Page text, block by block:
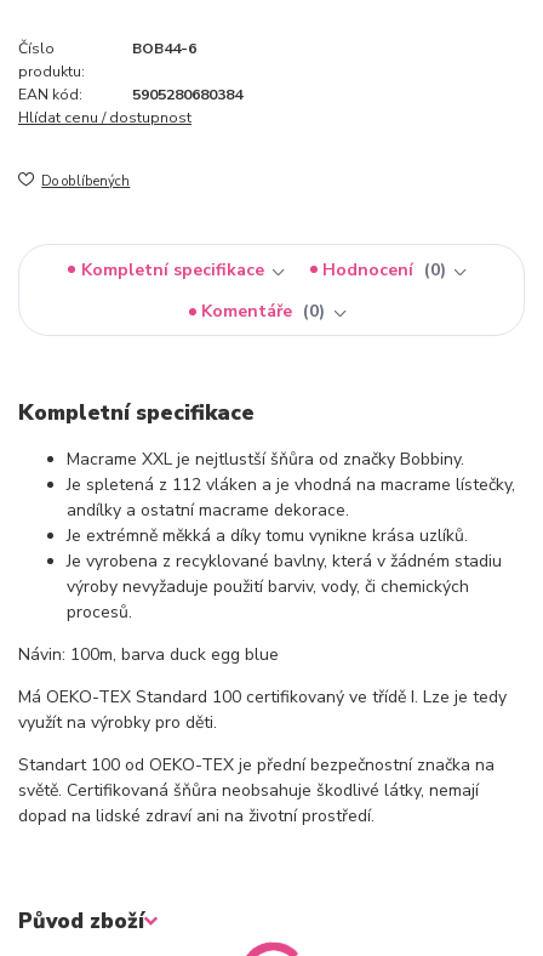
Číslo
produktu:
BOB44-6
EAN kód:
5905280680384
Hlídat cenu / dostupnost
Do oblíbených
Kompletní specifikace Hodnocení
0
Komentáře
0
Kompletní specifikace
Macrame XXL je nejtlustší šňůra od značky Bobbiny.
Je spletená z 112 vláken a je vhodná na macrame lístečky,
andílky a ostatní macrame dekorace.
Je extrémně měkká a díky tomu vynikne krása uzlíků.
Je vyrobena z recyklované bavlny, která v žádném stadiu
výroby nevyžaduje použití barviv, vody, či chemických
procesů.
Návin: 100m, barva duck egg blue
Má OEKO-TEX Standard 100 certifikovaný ve třídě I. Lze je tedy
využít na výrobky pro děti.
Standart 100 od OEKO-TEX je přední bezpečnostní značka na
světě. Certifikovaná šňůra neobsahuje škodlivé látky, nemají
dopad na lidské zdraví ani na životní prostředí.
Původ zboží